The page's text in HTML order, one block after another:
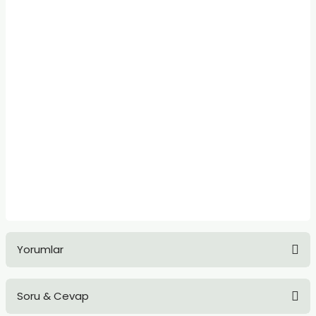
Yorumlar
Soru & Cevap